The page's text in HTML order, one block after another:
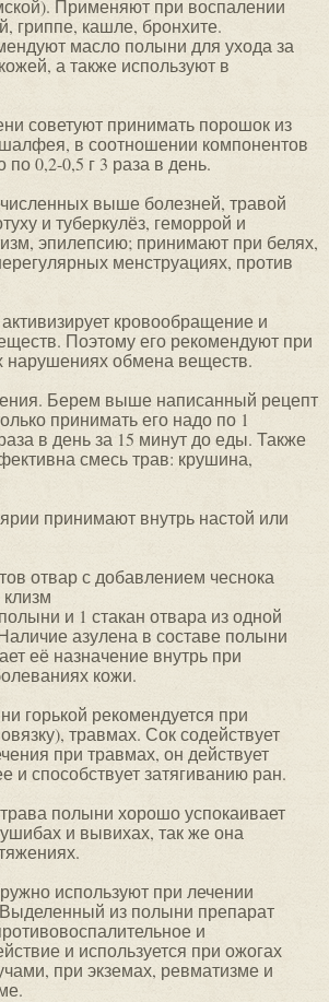
Применяют при воспалении
гриппе, кашле, бронхите.
масло полыни для ухода за
а также используют в
советуют принимать порошок из
в соотношении компонентов
0,2-0,5 г 3 раза в день.
выше болезней, травой
и туберкулёз, геморрой и
эпилепсию; принимают при белях,
менструациях, против
кровообращение и
Поэтому его рекомендуют при
нарушениях обмена веществ.
Берем выше написанный рецепт
принимать его надо по 1
в день за 15 минут до еды. Также
смесь трав: крушина,
принимают внутрь настой или
отвар с добавлением чеснока
и 1 стакан отвара из одной
азулена в составе полыни
её назначение внутрь при
кожи.
горькой рекомендуется при
травмах. Сок содействует
при травмах, он действует
и способствует затягиванию ран.
полыни хорошо успокаивает
и вывихах, так же она
используют при лечении
из полыни препарат
и
и используется при ожогах
при экземах, ревматизме и